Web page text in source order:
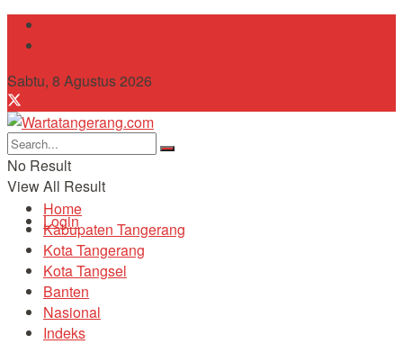
Sabtu, 8 Agustus 2026
No Result
View All Result
Login
Home
Kabupaten Tangerang
Kota Tangerang
Kota Tangsel
Banten
Nasional
Indeks